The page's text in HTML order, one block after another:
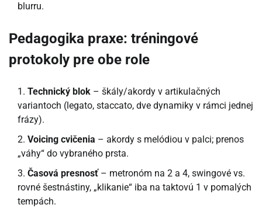
blurru.
Pedagogika praxe: tréningové
protokoly pre obe role
Technický blok – škály/akordy v artikulačných
variantoch (legato, staccato, dve dynamiky v rámci jednej
frázy).
Voicing cvičenia – akordy s melódiou v palci; prenos
„váhy“ do vybraného prsta.
Časová presnosť– metronóm na 2 a 4, swingové vs.
rovné šestnástiny, „klikanie“ iba na taktovú 1 v pomalých
tempách.